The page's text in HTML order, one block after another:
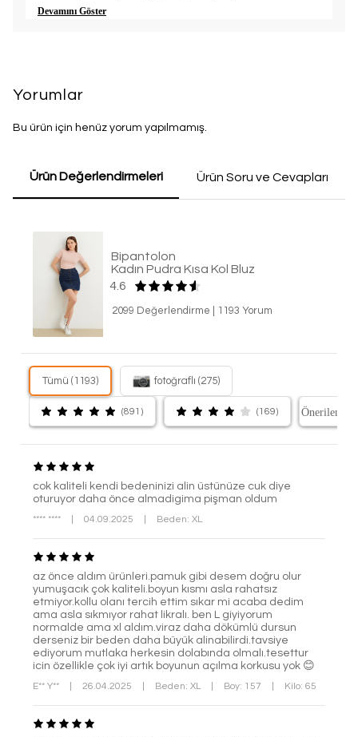
Devamını Göster
Yorumlar
Bu ürün için henüz yorum yapılmamış.
Ürün Değerlendirmeleri Ürün Soru ve Cevapları
Bipantolon
Kadın Pudra Kısa Kol Bluz
4.6
2099 Değerlendirme 1193 Yorum
Tümü (1193) fotoğraflı (275)
(891) (169)
cok kaliteli kendi bedeninizi alin üstünüze cuk diye
oturuyor daha önce almadigima pişman oldum
**** **** 04.09.2025 Beden: XL
az önce aldım ürünleri.pamuk gibi desem doğru olur
yumuşacık çok kaliteli.boyun kısmı asla rahatsız
etmiyor.kollu olanı tercih ettim sıkar mi acaba dedim
ama asla sıkmıyor rahat likralı. ben L giyiyorum
normalde ama xl aldım.viraz daha dökümlü dursun
derseniz bir beden daha büyük alinabilirdi.tavsiye
ediyorum mutlaka herkesin dolabında olmalı.tesettur
icin özellikle çok iyi artık boyunun açılma korkusu yok 😊
E** Y** 26.04.2025 Beden: XL Boy: 157 Kilo: 65